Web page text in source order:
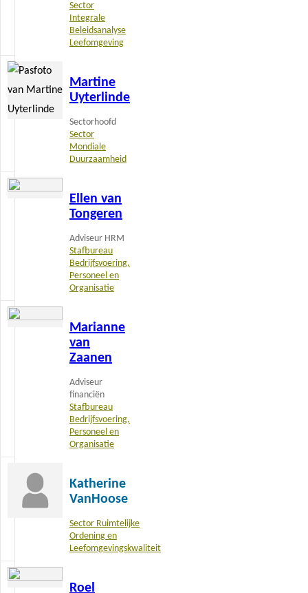
Sector
Integrale
Beleidsanalyse
Leefomgeving
Martine
Uyterlinde
Sectorhoofd
Sector
Mondiale
Duurzaamheid
Lees
meer
Ellen van
Tongeren
Adviseur HRM
Stafbureau
Bedrijfsvoering,
Personeel en
Organisatie
Lees
Marianne
van
Zaanen
Adviseur
financiën
Stafbureau
Bedrijfsvoering,
Personeel en
Organisatie
Lees
Katherine
VanHoose
Sector Ruimtelijke
Ordening en
Leefomgevingskwaliteit
Roel
Lees